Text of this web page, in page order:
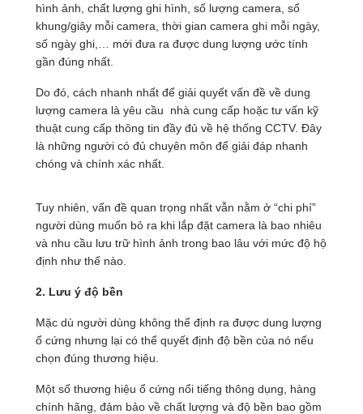
hình ảnh, chất lượng ghi hình, số lượng camera, số
khung/giây mỗi camera, thời gian camera ghi mỗi ngày,
số ngày ghi,… mới đưa ra được dung lượng ước tính
gần đúng nhất.
Do đó, cách nhanh nhất để giải quyết vấn đề về dung
lượng camera là yêu cầu nhà cung cấp hoặc tư vấn kỹ
thuật cung cấp thông tin đầy đủ về hệ thống CCTV. Đây
là những người có đủ chuyên môn để giải đáp nhanh
chóng và chính xác nhất.
Tuy nhiên, vấn đề quan trọng nhất vẫn nằm ở “chi phí”
người dùng muốn bỏ ra khi lắp đặt camera là bao nhiêu
và nhu cầu lưu trữ hình ảnh trong bao lâu với mức độ hộ
định như thế nào.
2. Lưu ý độ bền
Mặc dù người dùng không thể định ra được dung lượng
ổ cứng nhưng lại có thể quyết định độ bền của nó nếu
chọn đúng thương hiệu.
Một số thương hiệu ổ cứng nổi tiếng thông dụng, hàng
chính hãng, đảm bảo về chất lượng và độ bền bao gồm